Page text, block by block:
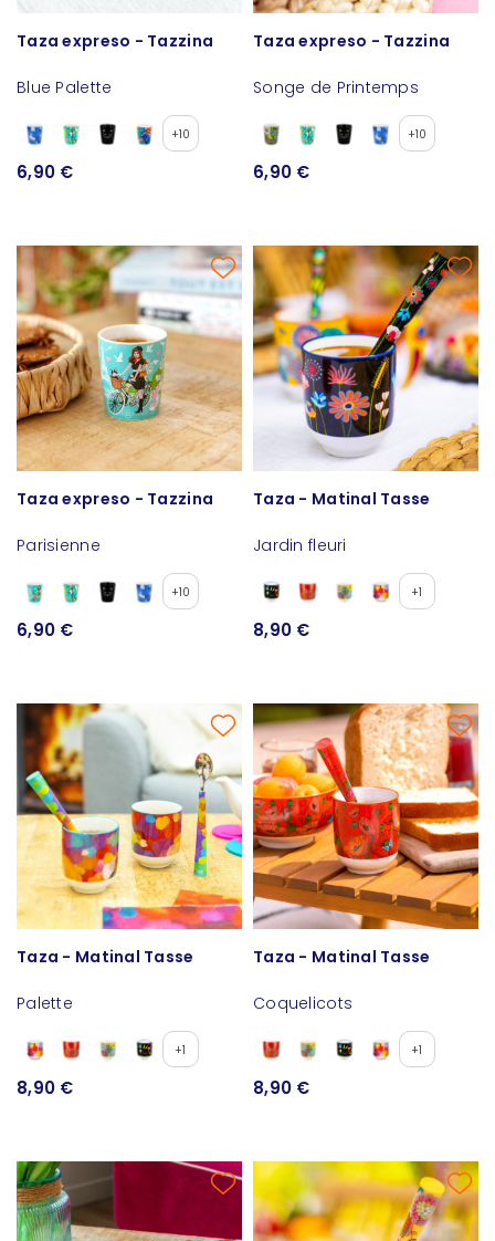
Taza expreso - Tazzina
Blue Palette
+10
6,90 €
Taza expreso - Tazzina
Songe de Printemps
+10
6,90 €
Taza expreso - Tazzina
Parisienne
+10
6,90 €
Taza - Matinal Tasse
Jardin fleuri
+1
8,90 €
Taza - Matinal Tasse
Palette
+1
8,90 €
Taza - Matinal Tasse
Coquelicots
+1
8,90 €